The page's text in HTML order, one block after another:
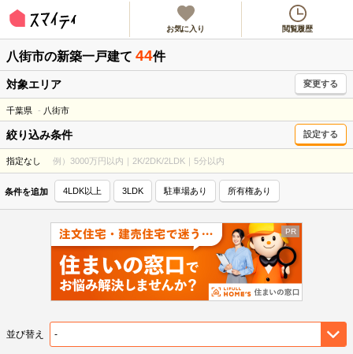
お気に入り 閲覧履歴
八街市の新築一戸建て 44件
対象エリア 変更する
千葉県 八街市
絞り込み条件 設定する
指定なし 例）3000万円以内｜2K/2DK/2LDK｜5分以内
条件を追加 4LDK以上 3LDK 駐車場あり 所有権あり
並び替え